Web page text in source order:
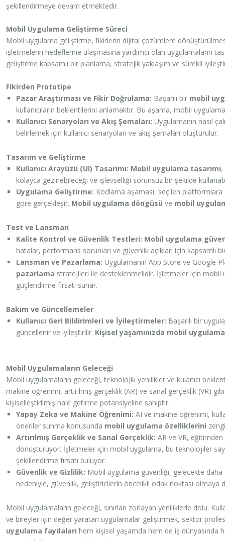
şekillendirmeye devam etmektedir.
Mobil Uygulama Geliştirme Süreci
Mobil uygulama geliştirme, fikirlerin dijital çözümlere dönüştürülmesi
işletmelerin hedeflerine ulaşmasına yardımcı olan uygulamaların
geliştirme kapsamlı bir planlama, stratejik yaklaşım ve sürekli
Fikirden Prototipe
Pazar Araştırması ve Fikir Doğrulama: Başarılı bir mobil
kullanıcıların beklentilerini anlamaktır. Bu aşama, mobil
Kullanıcı Senaryoları ve Akış Şemaları: Uygulamanın nasıl
belirlemek için kullanıcı senaryoları ve akış şemaları oluşturulur.
Tasarım ve Geliştirme
Kullanıcı Arayüzü (UI) Tasarımı: Mobil uygulama tasarımı,
kolayca gezinebileceği ve işlevselliği sorunsuz bir şekilde
Uygulama Geliştirme: Kodlama aşaması, seçilen
göre gerçekleşir. Mobil uygulama döngüsü ve mobil
Test ve Lansman
Kalite Kontrol ve Güvenlik Testleri: Mobil uygulama
hatalar, performans sorunları ve güvenlik açıkları için kapsamlı
Lansman ve Pazarlama: Uygulamanın App Store ve Google
pazarlama stratejileri ile desteklenmelidir. İşletmeler için
güçlendirme fırsatı sunar.
Bakım ve Güncellemeler
Kullanıcı Geri Bildirimleri ve İyileştirmeler: Başarılı bir
güncellenir ve iyileştirilir. Kişisel yaşamınızda mobil uygulama
Mobil Uygulamaların Geleceği
Mobil uygulamaların geleceği, teknolojik yenilikler ve kulanıcı
makine öğrenimi, artırılmış gerçeklik (AR) ve sanal gerçeklik (VR)
kişiselleştirilmiş hale getirme potansiyeline sahiptir.
Yapay Zeka ve Makine Öğrenimi: AI ve makine öğrenimi,
öneriler sunma konusunda mobil uygulama özelliklerini
Artırılmış Gerçeklik ve Sanal Gerçeklik: AR ve VR,
dönüştürüyor. İşletmeler için mobil uygulama, bu teknolojiler
şekillendirme fırsatı buluyor.
Güvenlik ve Gizlilik: Mobil uygulama güvenliği, gelecekte
nedeniyle, güvenlik, geliştiricilerin öncelikli odak noktası olmaya
Mobil uygulamaların geleceği, sınırları zorlayan yeniliklerle dolu.
ve bireyler için değer yaratan uygulamalar geliştirmek, sektör
uygulama faydaları hem kişisel yaşamda hem de iş dünyasında